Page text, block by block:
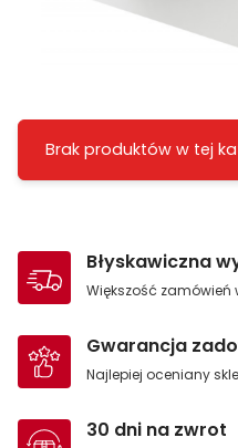
Brak produktów w tej
Błyskawiczna
Większość zamówień
Gwarancja
Najlepiej oceniany
30 dni na zwrot